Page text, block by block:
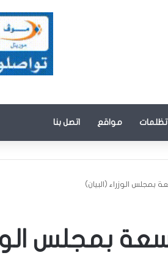
تظلمات مواقع اتصل بنا
بمجلس الوزراء (البيان)
بمجلس